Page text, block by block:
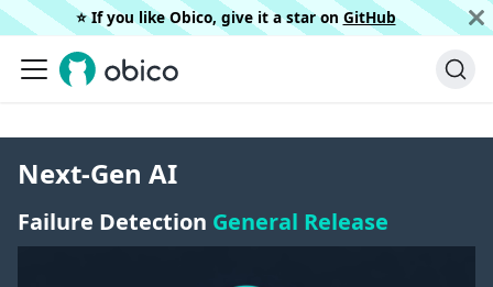
⭐️ If you like Obico, give it a star on GitHub
Next-Gen AI
Failure Detection General Release